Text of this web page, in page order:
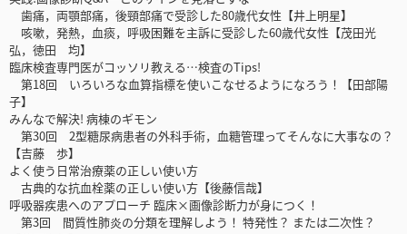
歯痛，両顎部痛，後頸部痛で受診した80歳代女性【井上明星】
咳嗽，発熱，血痰，呼吸困難を主訴に受診した60歳代女性【茂田光
弘，徳田 均】
臨床検査専門医がコッソリ教える…検査のTips!
第18回 いろいろな血算指標を使いこなせるようになろう！【田部陽
子】
みんなで解決! 病棟のギモン
第30回 2型糖尿病患者の外科手術，血糖管理ってそんなに大事なの？
【吉藤 歩】
よく使う日常治療薬の正しい使い方
古典的な抗血栓薬の正しい使い方【後藤信哉】
呼吸器疾患へのアプローチ 臨床×画像診断力が身につく！
第3回 間質性肺炎の分類を理解しよう！ 特発性？ または二次性？